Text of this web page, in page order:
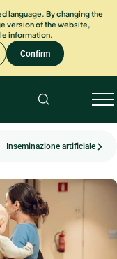
language. By changing the
version of the website,
information.
Confirm
Inseminazione artificiale